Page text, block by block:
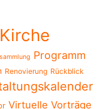
Programm
Renovierung Rückblick
Virtuelle Vorträge